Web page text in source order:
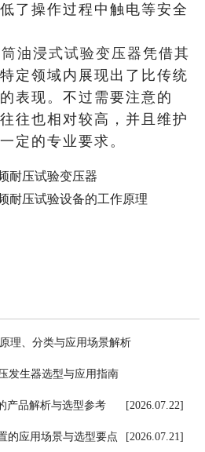
了操作过程中触电等安全
油浸式试验变压器凭借其
定领域内展现出了比传统
表现。不过需要注意的
往也相对较高，并且维护
定的专业要求。
耐压试验变压器
耐压试验设备的工作原理
理、分类与应用场景解析
发生器选型与应用指南
[2026.07.24]
产品解析与选型参考 [2026.07.22]
的应用场景与选型要点 [2026.07.21]